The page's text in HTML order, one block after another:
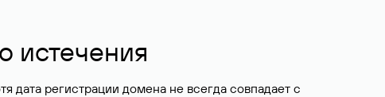
истечения
дата регистрации домена не всегда совпадает с